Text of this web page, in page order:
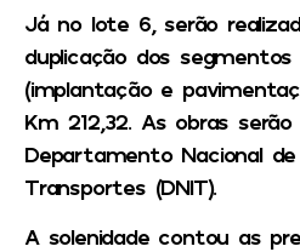
Já no lote 6, serão
duplicação dos
(implantação e
Km 212,32. As obras serão
Departamento Nacional
Transportes (DNIT).
A solenidade contou as